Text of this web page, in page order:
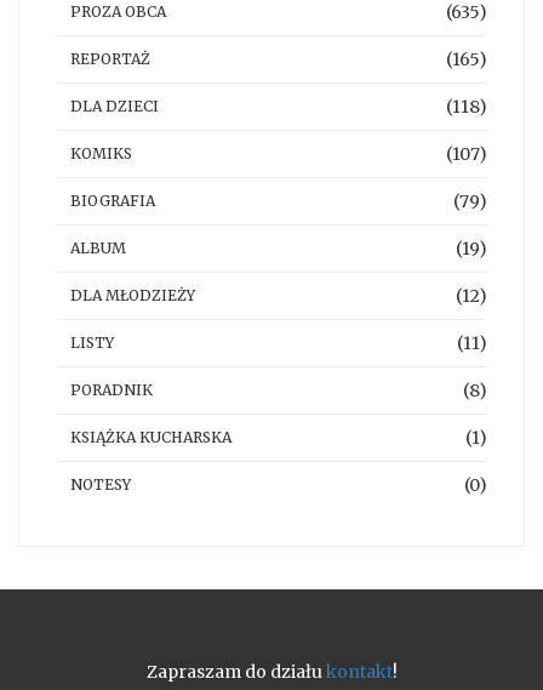
PROZA OBCA (635)
REPORTAŻ (165)
DLA DZIECI (118)
KOMIKS (107)
BIOGRAFIA (79)
ALBUM (19)
DLA MŁODZIEŻY (12)
LISTY (11)
PORADNIK (8)
KSIĄŻKA KUCHARSKA (1)
NOTESY (0)
Zapraszam do działukontakt!